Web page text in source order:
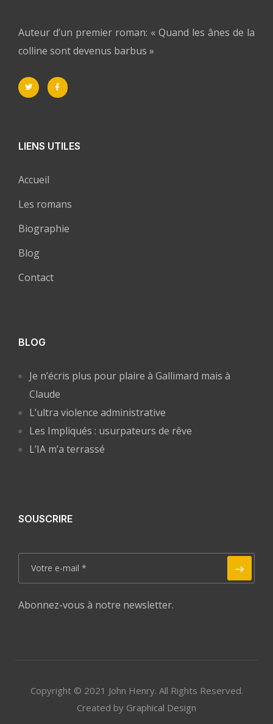
Auteur d’un premier roman: « Quand les ânes de la
colline sont devenus barbus »
LIENS UTILES
Accueil
Les romans
Biographie
Blog
Contact
BLOG
Je n’écris plus pour plaire à Gallimard mais à
Claude
L’ultra violence administrative
Les Impliqués : usurpateurs de rêve
L’IA m’a terrassé
SOUSCRIRE
Abonnez-vous à notre newsletter.
Copyright © 2021 John Henry. All Rights Reserved.
Created by Graphical Design